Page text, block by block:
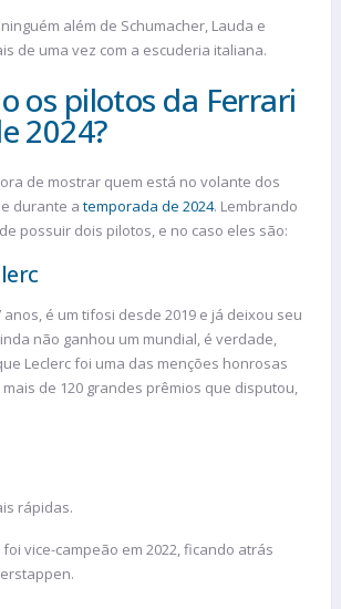
além de Schumacher, Lauda e
de uma vez com a escuderia italiana.
os pilotos da Ferrari
2024?
de mostrar quem está no volante dos
durante a temporada de 2024. Lembrando
possuir dois pilotos, e no caso eles são:
anos, é um tifosi desde 2019 e já deixou seu
não ganhou um mundial, é verdade,
Leclerc foi uma das menções honrosas
mais de 120 grandes prêmios que disputou,
rápidas.
foi vice-campeão em 2022, ficando atrás